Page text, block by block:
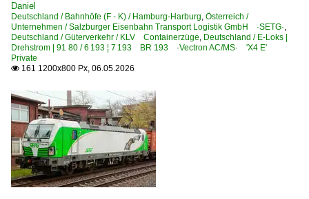
Railpool GmbH, München ·Rpool·
Unternehmen | historisch
Zweikraftloks | Zweikrafthybridloks | 90 80
2 248 BR 248 ·Vectron Dual Mode·
Kosovo
Daniel
Deutschland / Bahnhöfe (F - K) / Hamburg-Harburg, Österreich /
Unternehmen / Salzburger Eisenbahn Transport Logistik GmbH ·SETG·,
Deutschland / Güterverkehr / KLV Containerzüge, Deutschland / E-Loks |
Drehstrom | 91 80 / 6 193 ¦ 7 193 BR 193 ·Vectron AC/MS· 'X4 E'
Private
 161 1200x800 Px, 06.05.2026